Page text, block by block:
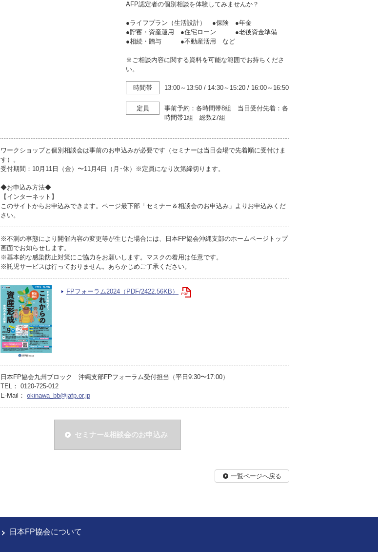
AFP認定者の個別相談を体験してみませんか？
●ライフプラン（生活設計） ●保険 ●年金
●貯蓄・資産運用 ●住宅ローン ●老後資金準備
●相続・贈与 ●不動産活用 など
※ご相談内容に関する資料を可能な範囲でお持ちくださ
い。
時間帯 13:00～13:50 / 14:30～15:20 / 16:00～16:50
定員
事前予約：各時間帯8組 当日受付先着：各
時間帯1組 総数27組
ワークショップと個別相談会は事前のお申込みが必要です（セミナーは当日会場で先着順に受付けま
す）。
受付期間：10月11日（金）〜11月4日（月･休）※定員になり次第締切ります。
◆お申込み方法◆
【インターネット】
このサイトからお申込みできます。ページ最下部「セミナー＆相談会のお申込み」よりお申込みくだ
さい。
※不測の事態により開催内容の変更等が生じた場合には、日本FP協会沖縄支部のホームページトップ
画面でお知らせします。
※基本的な感染防止対策にご協力をお願いします。マスクの着用は任意です。
※託児サービスは行っておりません。あらかじめご了承ください。
FPフォーラム2024（PDF/2422.56KB）
日本FP協会九州ブロック 沖縄支部FPフォーラム受付担当（平日9:30〜17:00）
TEL： 0120-725-012
E-Mail： okinawa_bb@jafp.or.jp
セミナー&相談会のお申込み
一覧ページへ戻る
日本FP協会について